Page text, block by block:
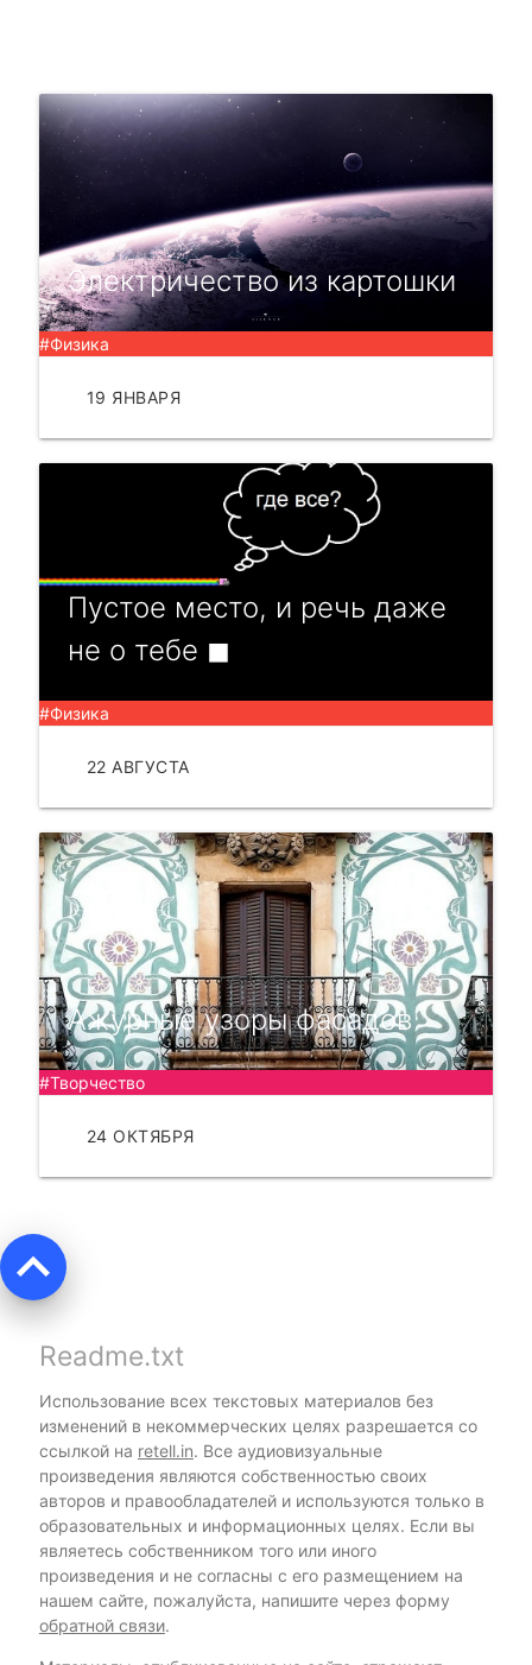
Электричество из картошки
#Физика
19 ЯНВАРЯ
Пустое место, и речь даже
не о тебе ◼
#Физика
22 АВГУСТА
Ажурные узоры фасадов
#Творчество
24 ОКТЯБРЯ
keyboard_arrow_up
Readme.txt
Использование всех текстовых материалов без
изменений в некоммерческих целях разрешается со
ссылкой на retell.in. Все аудиовизуальные
произведения являются собственностью своих
авторов и правообладателей и используются только в
образовательных и информационных целях. Если вы
являетесь собственником того или иного
произведения и не согласны с его размещением на
нашем сайте, пожалуйста, напишите через форму
обратной связи.